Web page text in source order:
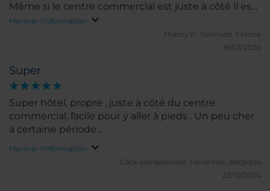
Même si le centre commercial est juste à côté il est
tellement grand qu on s y perd. Personnel nickel
Montrer l'information
Thierry P. Toulouse, France
16/03/2026
Super
Super hôtel, propre , juste à côté du centre
commercial, facile pour y aller à pieds . Un peu cher
à certaine période ..
Montrer l'information
Gata-salvajeelodie.
Florennes, Belgique
22/10/2024